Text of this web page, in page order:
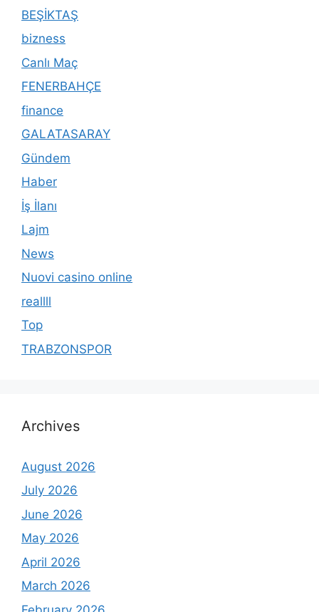
BEŞİKTAŞ
bizness
Canlı Maç
FENERBAHÇE
finance
GALATASARAY
Gündem
Haber
İş İlanı
Lajm
News
Nuovi casino online
reallll
Top
TRABZONSPOR
Archives
August 2026
July 2026
June 2026
May 2026
April 2026
March 2026